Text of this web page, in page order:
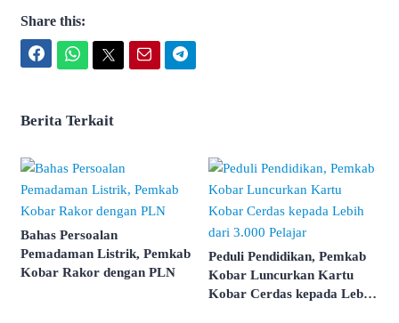
Share this:
Berita Terkait
Bahas Persoalan
Pemadaman Listrik, Pemkab
Kobar Rakor dengan PLN
Peduli Pendidikan, Pemkab
Kobar Luncurkan Kartu
Kobar Cerdas kepada Lebih